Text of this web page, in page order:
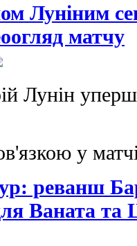
Луніним
матчу
Лунін
у
реванш
Ваната та